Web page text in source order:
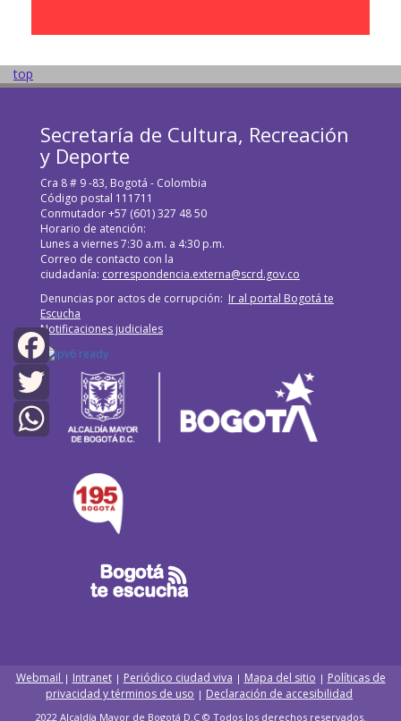
Facebook
Twitter
top
Secretaría de Cultura, Recreación
y Deporte
Cra 8 # 9 -83, Bogotá - Colombia
Código postal 111711
Conmutador +57 (601) 327 48 50
Horario de atención:
Lunes a viernes 7:30 a.m. a 4:30 p.m.
Correo de contacto con la
ciudadanía: correspondencia.externa@scrd.gov.co
Denuncias por actos de corrupción: Ir al portal Bogotá te
Escucha
Notificaciones judiciales
Webmail | Intranet| Periódico ciudad viva | Mapa del sitio | Políticas de
privacidad y términos de uso | Declaración de accesibilidad
2022 Alcaldía Mayor de Bogotá D.C © Todos los derechos reservados.